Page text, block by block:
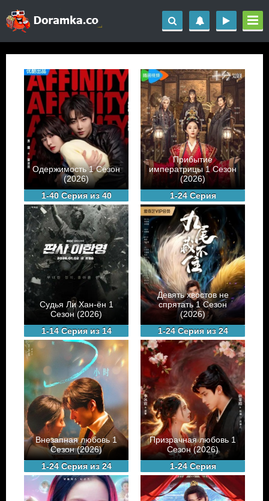
Одержимость 1 Сезон
(2026)
1-40 Серия из 40
Прибытие
императрицы 1 Сезон
(2026)
1-24 Серия
Судья Ли Хан-ён 1
Сезон (2026)
1-14 Серия из 14
Девять хвостов не
спрятать 1 Сезон
(2026)
1-24 Серия из 24
Внезапная любовь 1
Сезон (2026)
1-24 Серия из 24
Призрачная любовь 1
Сезон (2026)
1-24 Серия